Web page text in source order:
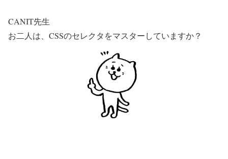
CANIT先生
お二人は、CSSのセレクタをマスターしていますか？